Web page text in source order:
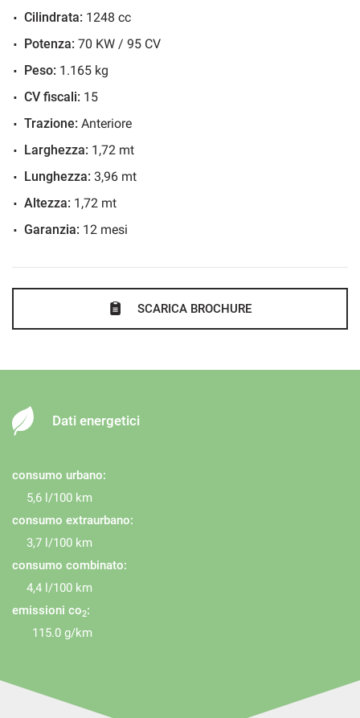
Cilindrata: 1248 cc
Potenza: 70 KW / 95 CV
Peso: 1.165 kg
CV fiscali: 15
Trazione: Anteriore
Larghezza: 1,72 mt
Lunghezza: 3,96 mt
Altezza: 1,72 mt
Garanzia: 12 mesi
SCARICA BROCHURE
Dati energetici
consumo urbano:
5,6 l/100 km
consumo extraurbano:
3,7 l/100 km
consumo combinato:
4,4 l/100 km
emissioni co2:
115.0 g/km